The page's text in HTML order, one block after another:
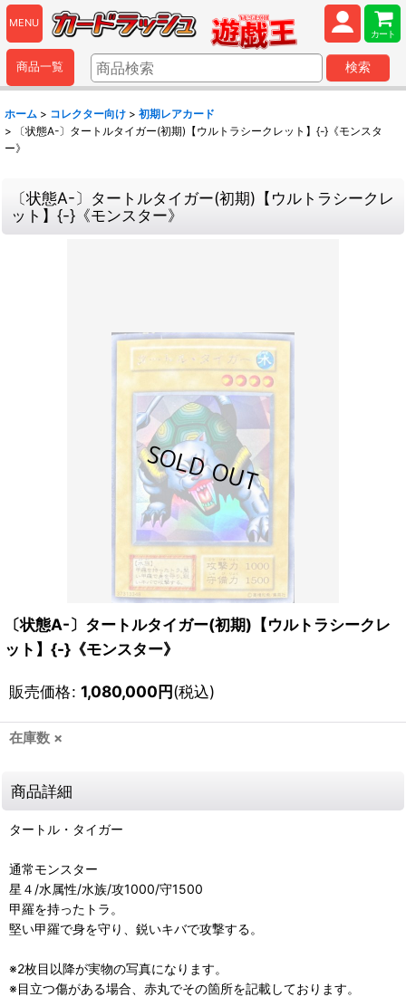
MENU
カート
商品一覧 検索
ホーム > コレクター向け > 初期レアカード
>
〔状態A-〕タートルタイガー(初期)【ウルトラシークレット】{-}《モンスタ
ー》
〔状態A-〕タートルタイガー(初期)【ウルトラシークレ
ット】{-}《モンスター》
〔状態A-〕タートルタイガー(初期)【ウルトラシークレ
ット】{-}《モンスター》
販売価格: 1,080,000円(税込)
在庫数 ×
商品詳細
タートル・タイガー
通常モンスター
星４/水属性/水族/攻1000/守1500
甲羅を持ったトラ。
堅い甲羅で身を守り、鋭いキバで攻撃する。
※2枚目以降が実物の写真になります。
※目立つ傷がある場合、赤丸でその箇所を記載しております。